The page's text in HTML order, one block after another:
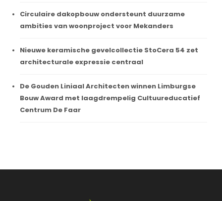
Circulaire dakopbouw ondersteunt duurzame
ambities van woonproject voor Mekanders
Nieuwe keramische gevelcollectie StoCera 54 zet
architecturale expressie centraal
De Gouden Liniaal Architecten winnen Limburgse
Bouw Award met laagdrempelig Cultuureducatief
Centrum De Faar